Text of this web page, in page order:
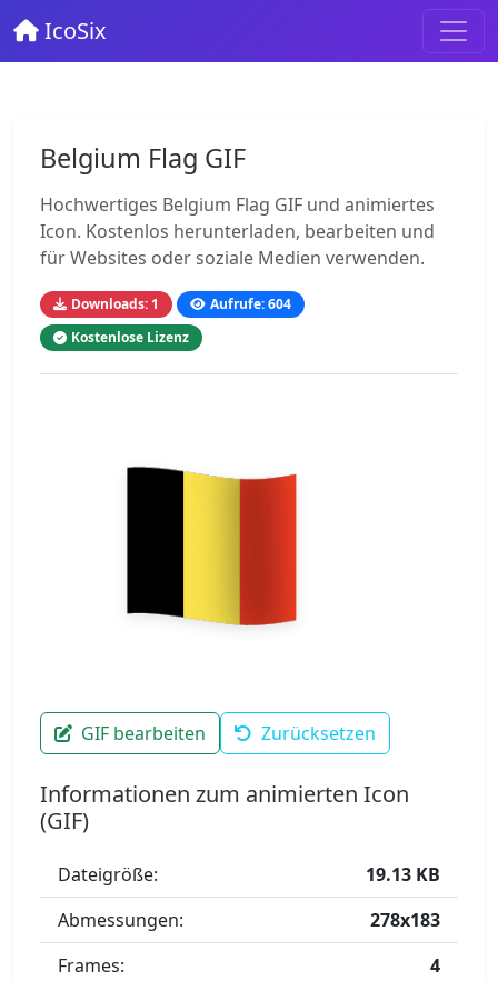
IcoSix
Belgium Flag GIF
Hochwertiges Belgium Flag GIF und animiertes
Icon. Kostenlos herunterladen, bearbeiten und
für Websites oder soziale Medien verwenden.
Downloads: 1
Aufrufe: 604
Kostenlose Lizenz
GIF bearbeiten Zurücksetzen
Informationen zum animierten Icon
(GIF)
Dateigröße:
19.13 KB
Abmessungen:
278x183
Frames:
4